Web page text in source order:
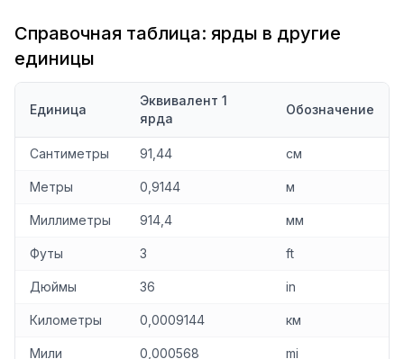
Справочная таблица: ярды в другие
единицы
Единица
Эквивалент 1
ярда
Обозначение
Сантиметры 91,44 см
Метры 0,9144 м
Миллиметры 914,4 мм
Футы 3 ft
Дюймы 36 in
Километры 0,0009144 км
Мили 0,000568 mi